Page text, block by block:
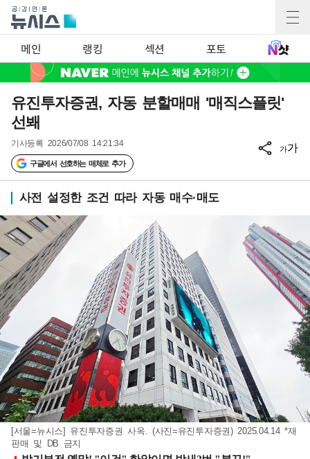
메인 랭킹 섹션 포토
유진투자증권, 자동 분할매매 '매직스플릿'
선봬
기사등록 2026/07/08 14:21:34
구글에서 선호하는 매체로 추가
가가
사전 설정한 조건 따라 자동 매수·매도
[서울=뉴시스] 유진투자증권 사옥. (사진=유진투자증권) 2025.04.14 *재
판매 및 DB 금지